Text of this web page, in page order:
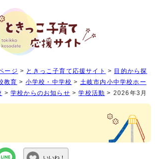
ージ > ときっこ子育て応援サイト > 目的から探
教育 > 小学校・中学校 > 土岐市内小中学校ホー
>学校からのお知らせ >学校活動 > 2026年3月
いいね！